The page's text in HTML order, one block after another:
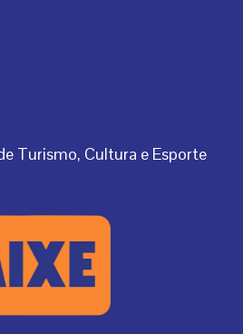
Turismo, Cultura e Esporte